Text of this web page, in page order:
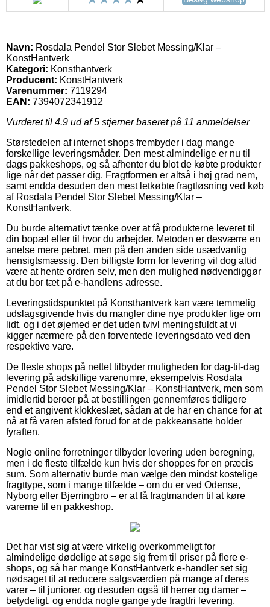
Navn: Rosdala Pendel Stor Slebet Messing/Klar –
KonstHantverk
Kategori: Konsthantverk
Producent: KonstHantverk
Varenummer: 7119294
EAN: 7394072341912
Vurderet til 4.9 ud af 5 stjerner baseret på 11 anmeldelser
Størstedelen af internet shops frembyder i dag mange
forskellige leveringsmåder. Den mest almindelige er nu til
dags pakkeshops, og så afhenter du blot de købte produkter
lige når det passer dig. Fragtformen er altså i høj grad nem,
samt endda desuden den mest letkøbte fragtløsning ved køb
af Rosdala Pendel Stor Slebet Messing/Klar –
KonstHantverk.
Du burde alternativt tænke over at få produkterne leveret til
din bopæl eller til hvor du arbejder. Metoden er desværre en
anelse mere pebret, men på den anden side usædvanlig
hensigtsmæssig. Den billigste form for levering vil dog altid
være at hente ordren selv, men den mulighed nødvendiggør
at du bor tæt på e-handlens adresse.
Leveringstidspunktet på Konsthantverk kan være temmelig
udslagsgivende hvis du mangler dine nye produkter lige om
lidt, og i det øjemed er det uden tvivl meningsfuldt at vi
kigger nærmere på den forventede leveringsdato ved den
respektive vare.
De fleste shops på nettet tilbyder muligheden for dag-til-dag
levering på adskillige varenumre, eksempelvis Rosdala
Pendel Stor Slebet Messing/Klar – KonstHantverk, men som
imidlertid beroer på at bestillingen gennemføres tidligere
end et angivent klokkeslæt, sådan at de har en chance for at
nå at få varen afsted forud for at de pakkeansatte holder
fyraften.
Nogle online forretninger tilbyder levering uden beregning,
men i de fleste tilfælde kun hvis der shoppes for en præcis
sum. Som alternativ burde man vælge den mindst kostelige
fragttype, som i mange tilfælde – om du er ved Odense,
Nyborg eller Bjerringbro – er at få fragtmanden til at køre
varerne til en pakkeshop.
Det har vist sig at være virkelig overkommeligt for
almindelige dødelige at søge sig frem til priser på flere e-
shops, og så har mange KonstHantverk e-handler set sig
nødsaget til at reducere salgsværdien på mange af deres
varer – til juniorer, og desuden også til herrer og damer –
betydeligt, og endda nogle gange yde fragtfri levering.